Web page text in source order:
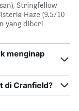
Stringfellow
Haze (9.5/10
yang diberi
menginap
di Cranfield?